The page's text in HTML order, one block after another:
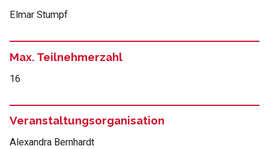
Elmar Stumpf
Max. Teilnehmerzahl
16
Veranstaltungsorganisation
Alexandra Bernhardt